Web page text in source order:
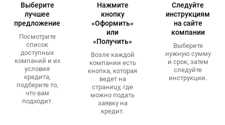
Выберите
лучшее
предложение
Посмотрите
список
доступных
компаний и их
условия
кредита,
подберите то,
что вам
подходит.
Нажмите
кнопку
«Оформить»
или
«Получить»
Возле каждой
компании есть
кнопка, которая
ведет на
страницу, где
можно подать
заявку на
кредит.
Следуйте
инструкциям
на сайте
компании
Выберите
нужную сумму
и срок, затем
следуйте
инструкции.